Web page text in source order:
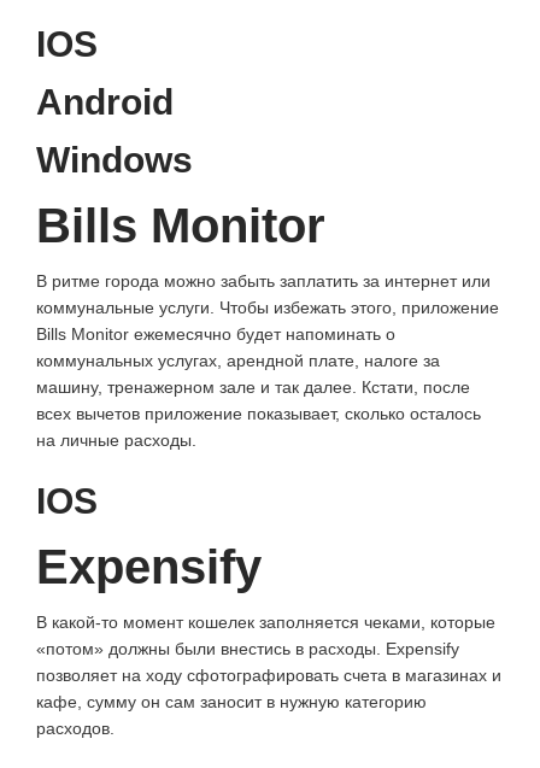
IOS
Android
Windows
Bills Monitor
В ритме города можно забыть заплатить за интернет или
коммунальные услуги. Чтобы избежать этого, приложение
Bills Monitor ежемесячно будет напоминать о
коммунальных услугах, арендной плате, налоге за
машину, тренажерном зале и так далее. Кстати, после
всех вычетов приложение показывает, сколько осталось
на личные расходы.
IOS
Expensify
В какой-то момент кошелек заполняется чеками, которые
«потом» должны были внестись в расходы. Expensify
позволяет на ходу сфотографировать счета в магазинах и
кафе, сумму он сам заносит в нужную категорию
расходов.